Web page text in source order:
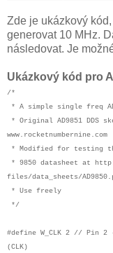
Zde je ukázkový
generovat 10 MHz.
následovat. Je
Ukázkový kód pro
/*
* A simple single freq
* Original AD9851 DDS
www.rocketnumbernine.com
* Modified for testing the
* 9850 datasheet at
files/data_sheets/
* Use freely
*/
#define W_CLK 2 // Pin 2
(CLK)